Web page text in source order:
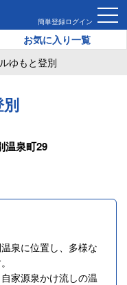
簡単登録ログイン
お気に入り一覧
ゆもと登別
温泉町29
泉に位置し、多様な
家源泉かけ流しの温